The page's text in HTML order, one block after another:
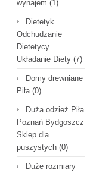
wynajem (1)
Dietetyk
Odchudzanie
Dietetycy
Układanie Diety (7)
Domy drewniane
Piła(0)
Duża odzież Piła
Poznań Bydgoszcz
Sklep dla
puszystych (0)
Duże rozmiary